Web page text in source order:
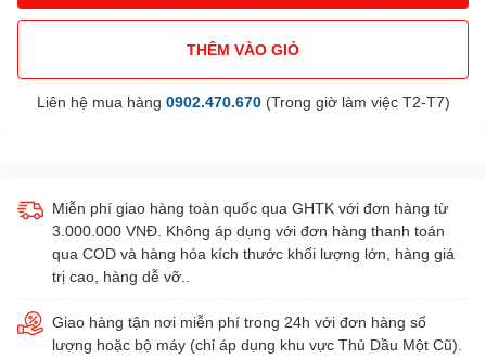
THÊM VÀO GIỎ
Liên hệ mua hàng 0902.470.670(Trong giờ làm việc T2-T7)
Miễn phí giao hàng toàn quốc qua GHTK với đơn hàng từ
3.000.000 VNĐ. Không áp dụng với đơn hàng thanh toán
qua COD và hàng hóa kích thước khối lượng lớn, hàng giá
trị cao, hàng dễ vỡ..
Giao hàng tận nơi miễn phí trong 24h với đơn hàng số
lượng hoặc bộ máy (chỉ áp dụng khu vực Thủ Dầu Một Cũ).